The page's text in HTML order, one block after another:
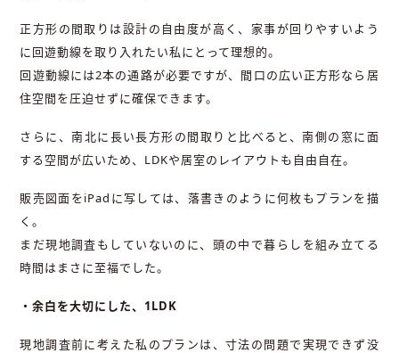
正方形の間取りは設計の自由度が高く、家事が回りやすいよう
に回遊動線を取り入れたい私にとって理想的。
回遊動線には2本の通路が必要ですが、間口の広い正方形なら居
住空間を圧迫せずに確保できます。
さらに、南北に長い長方形の間取りと比べると、南側の窓に面
する空間が広いため、LDKや居室のレイアウトも自由自在。
販売図面をiPadに写しては、落書きのように何枚もプランを描
く。
まだ現地調査もしていないのに、頭の中で暮らしを組み立てる
時間はまさに至福でした。
・余白を大切にした、1LDK
現地調査前に考えた私のプランは、寸法の問題で実現できず没